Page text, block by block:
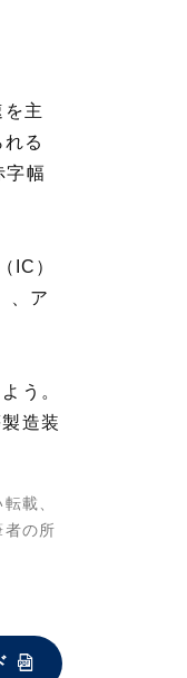
主
る
字幅
IC）
、ア
う。
造装
載、
者の所